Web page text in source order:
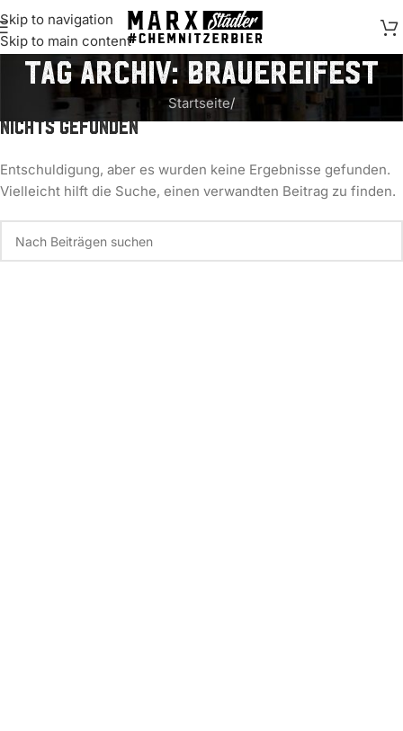
springen
Skip to navigation
Skip to main content
Tag Archiv: Brauereifest
Startseite/
Nichts gefunden
Entschuldigung, aber es wurden keine Ergebnisse gefunden.
Vielleicht hilft die Suche, einen verwandten Beitrag zu finden.